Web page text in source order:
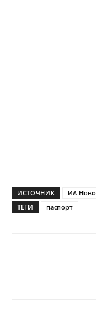
ИСТОЧНИК
ИА
ТЕГИ
паспорт